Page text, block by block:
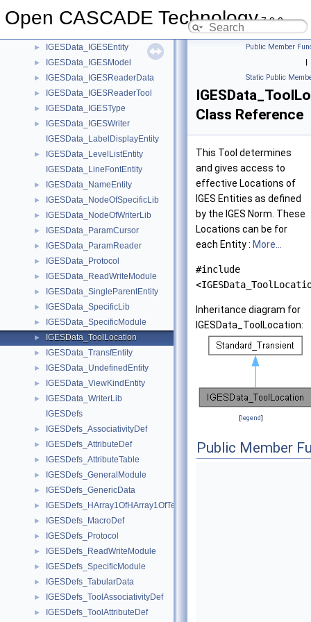
Open CASCADE Technology7.9.0
► IGESData_GlobalSection
► IGESData_IGESEntity
► IGESData_IGESModel
► IGESData_IGESReaderData
► IGESData_IGESReaderTool
► IGESData_IGESType
►
IGESData_IGESWriter
IGESData_LabelDisplayEntity
►
IGESData_LevelListEntity
IGESData_LineFontEntity
► IGESData_NameEntity
► IGESData_NodeOfSpecificLib
► IGESData_NodeOfWriterLib
► IGESData_ParamCursor
► IGESData_ParamReader
► IGESData_Protocol
► IGESData_ReadWriteModule
► IGESData_SingleParentEntity
► IGESData_SpecificLib
► IGESData_SpecificModule
► IGESData_ToolLocation
► IGESData_TransfEntity
► IGESData_UndefinedEntity
► IGESData_ViewKindEntity
►
IGESData_WriterLib
IGESDefs
► IGESDefs_AssociativityDef
► IGESDefs_AttributeDef
► IGESDefs_AttributeTable
► IGESDefs_GeneralModule
► IGESDefs_GenericData
► IGESDefs_HArray1OfHArray1OfTextDisplayTemplate
► IGESDefs_MacroDef
► IGESDefs_Protocol
► IGESDefs_ReadWriteModule
► IGESDefs_SpecificModule
► IGESDefs_TabularData
► IGESDefs_ToolAssociativityDef
► IGESDefs_ToolAttributeDef
Public Member
|
Static Public
Class Reference
This Tool determines
and gives access to
effective Locations of
IGES Entities as defined
by the IGES Norm. These
Locations can be for
each Entity : More...
#include
Inheritance diagram for
IGESData_ToolLocation:
[legend]
Public Member